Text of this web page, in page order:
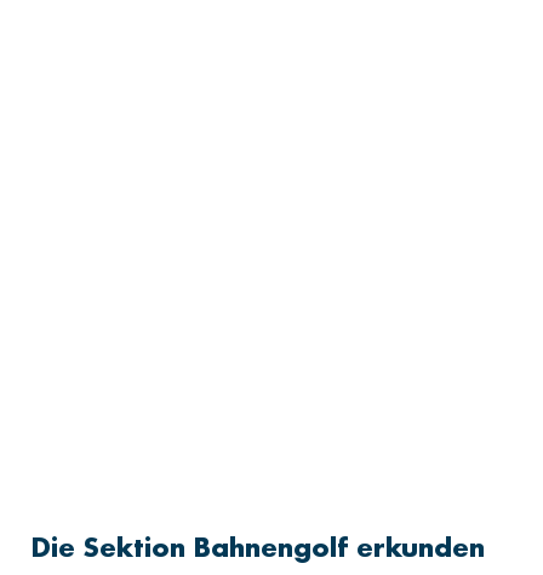
Die Sektion Bahnengolf erkunden